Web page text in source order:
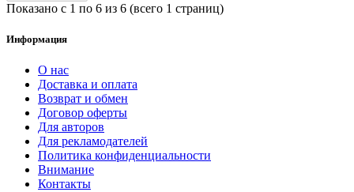
Показано с 1 по 6 из 6 (всего 1 страниц)
Информация
О нас
Доставка и оплата
Возврат и обмен
Договор оферты
Для авторов
Для рекламодателей
Политика конфиденциальности
Внимание
Контакты